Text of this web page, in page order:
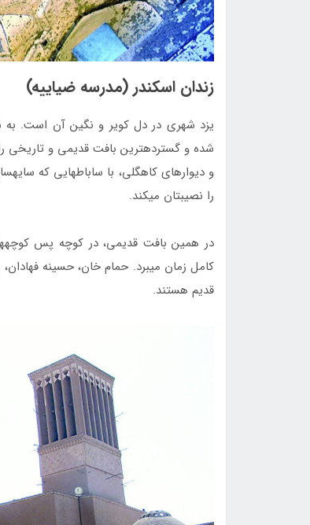
زندان اسکندر (مدرسه ضیاییه)
یزد شهری در دل کویر و نگین آن است. به
را نصیب‎تان می‏کند.
در همین بافت قدیمی، در کوچه پس
کامل زمان می‏برد. حمام خان، حسینه
قدیم هستند.